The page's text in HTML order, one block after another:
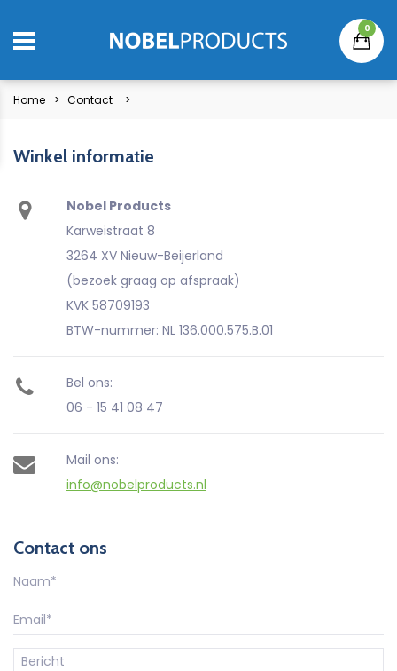
0
Home Contact
Winkel informatie
Nobel Products
Karweistraat 8
3264 XV Nieuw-Beijerland
(bezoek graag op afspraak)
KVK 58709193
BTW-nummer: NL 136.000.575.B.01
Bel ons:
06 - 15 41 08 47
Mail ons:
info@nobelproducts.nl
Contact ons